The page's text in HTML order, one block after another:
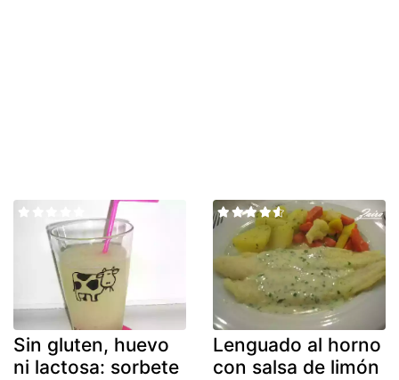
Sin gluten, huevo
ni lactosa: sorbete
Lenguado al horno
con salsa de limón